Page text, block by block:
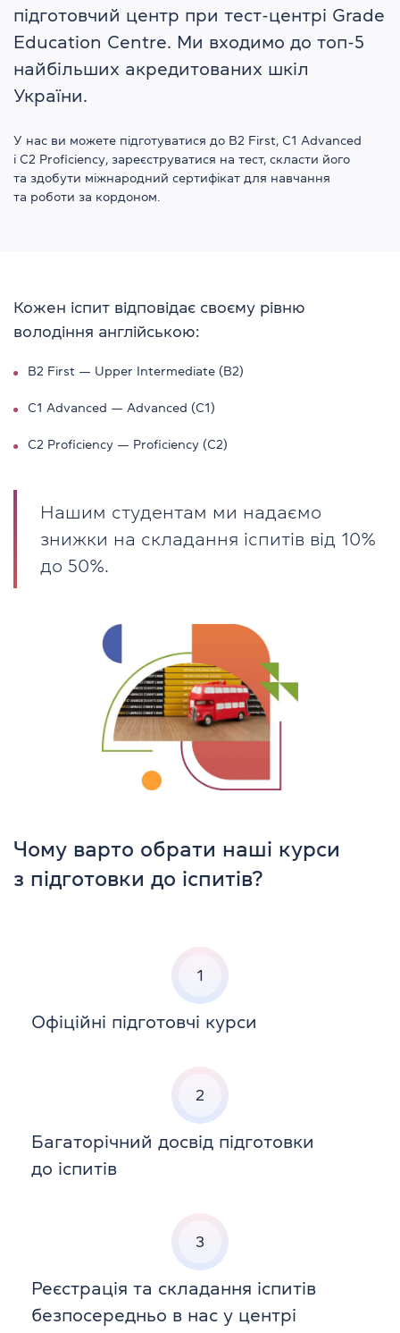
підготовчий центр при тест-центрі Grade
Education Centre. Ми входимо до топ-5
найбільших акредитованих шкіл
України.
У нас ви можете підготуватися до B2 First, C1 Advanced
і C2 Proficiency, зареєструватися на тест, скласти його
та здобути міжнародний сертифікат для навчання
та роботи за кордоном.
Кожен іспит відповідає своєму рівню
володіння англійською:
B2 First — Upper Intermediate (B2)
C1 Advanced — Advanced (C1)
C2 Proficiency — Proficiency (C2)
Нашим студентам ми надаємо
знижки на складання іспитів від 10%
до 50%.
Чому варто обрати наші курси
з підготовки до іспитів?
1
Офіційні підготовчі курси
2
Багаторічний досвід підготовки
до іспитів
3
Реєстрація та складання іспитів
безпосередньо в нас у центрі